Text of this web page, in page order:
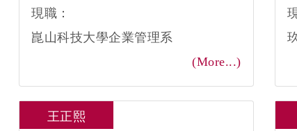
現職：
崑山科技大學企業管理系
(More...)
王正熙